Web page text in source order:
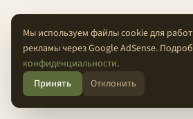
О проектеКонфиденциальность
© 2026 Проходимцы — Там, где
Мы используем файлы cookie для
рекламы через Google AdSense.
конфиденциальности.
Принять
Отклонить